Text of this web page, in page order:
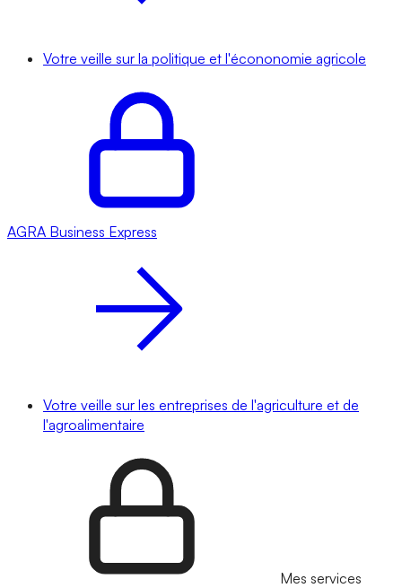
Votre veille sur la politique et l'écononomie agricole
AGRA Business Express
Votre veille sur les entreprises de l'agriculture et de
l'agroalimentaire
Mes services